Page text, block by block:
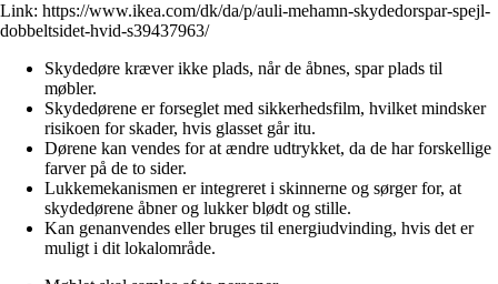
Link: https://www.ikea.com/dk/da/p/auli-mehamn-skydedorspar-spejl-
dobbeltsidet-hvid-s39437963/
Skydedøre kræver ikke plads, når de åbnes, spar plads til
møbler.
Skydedørene er forseglet med sikkerhedsfilm, hvilket mindsker
risikoen for skader, hvis glasset går itu.
Dørene kan vendes for at ændre udtrykket, da de har forskellige
farver på de to sider.
Lukkemekanismen er integreret i skinnerne og sørger for, at
skydedørene åbner og lukker blødt og stille.
Kan genanvendes eller bruges til energiudvinding, hvis det er
muligt i dit lokalområde.